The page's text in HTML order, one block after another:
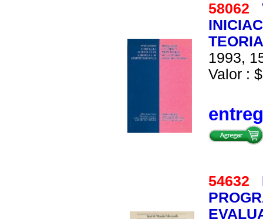
58062
1993,
Valor :
54632